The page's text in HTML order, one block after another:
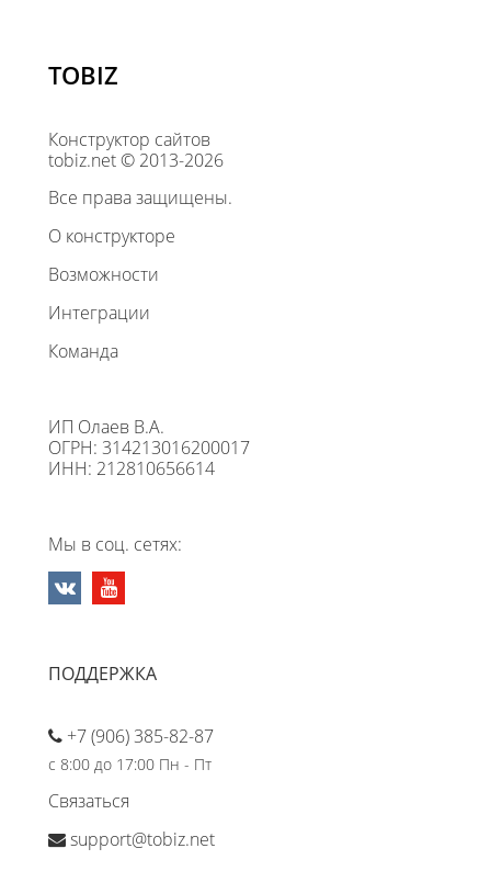
TOBIZ
Конструктор сайтов
tobiz.net © 2013-2026
Все права защищены.
О конструкторе
Возможности
Интеграции
Команда
ИП Олаев В.А.
ОГРН: 314213016200017
ИНН: 212810656614
Мы в соц. сетях:
ПОДДЕРЖКА
+7 (906) 385-82-87
с 8:00 до 17:00 Пн - Пт
Связаться
support@tobiz.net